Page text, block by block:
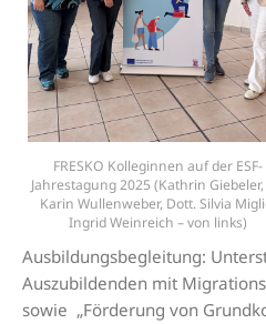
FRESKO Kolleginnen auf der ESF-
Jahrestagung 2025 (Kathrin Giebeler,
Karin Wullenweber, Dott. Silvia
Ingrid Weinreich – von links)
Ausbildungsbegleitung:
Auszubildenden mit
sowie „Förderung von